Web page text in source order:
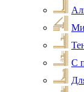
С